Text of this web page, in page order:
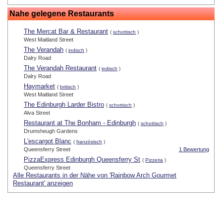
Nahe gelegene Restaurants
The Mercat Bar & Restaurant ( schottisch )
West Maitland Street
The Verandah ( indisch )
Dalry Road
The Verandah Restaurant ( indisch )
Dalry Road
Haymarket ( britisch )
West Maitland Street
The Edinburgh Larder Bistro ( schottisch )
Alva Street
Restaurant at The Bonham - Edinburgh ( schottisch )
Drumsheugh Gardens
L'escargot Blanc ( französisch )
1 Bewertung
Queensferry Street
PizzaExpress Edinburgh Queensferry St ( Pizzeria )
Queensferry Street
Alle Restaurants in der Nähe von 'Rainbow Arch Gourmet
Restaurant' anzeigen